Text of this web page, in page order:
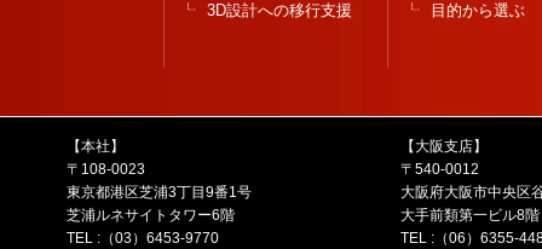
3D設計への移行支援 目的から選ぶ
【本社】
〒108-0023
東京都港区芝浦3丁目9番1号
芝浦ルネサイトタワー6階
TEL :（03）6453-9770
【大阪支店】
〒540-0012
大阪府大阪市中央区
大手前類第一ビル8階
TEL :（06）6355-